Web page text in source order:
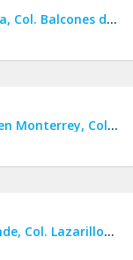
Casa en venta en Apodaca, Col. Balcones de Huinalá.
Departamento en venta en Monterrey, Col. Cumbres Oro.
Terreno en venta en Allende, Col. Lazarillos de arriba.